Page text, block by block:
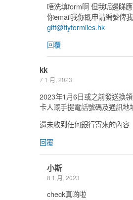
唔洗填form啊 但我呢邊睇
你email我你既申請編號俾
gift@flyformiles.hk
回覆
kk
7 1 月, 2023
2023年1月6日或之前發送換
卡人嘅手提電話號碼及通訊地
還未收到任何銀行寄來的內容
回覆
小斯
8 1 月, 2023
check真啲啦